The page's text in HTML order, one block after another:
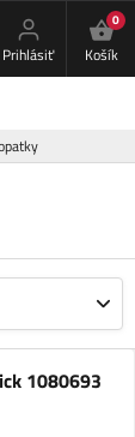
Prihlásiť
0
Košík
1080693